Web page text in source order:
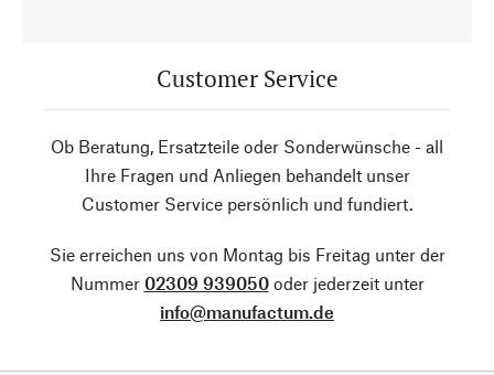
Customer Service
Ob Beratung, Ersatzteile oder Sonderwünsche - all
Ihre Fragen und Anliegen behandelt unser
Customer Service persönlich und fundiert.
Sie erreichen uns von Montag bis Freitag unter der
Nummer 02309 939050oder jederzeit unter
info@manufactum.de